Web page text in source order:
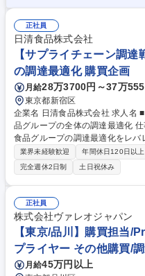
正社員
日清食品株式会社
【サプライチェーン調
の調達最適化 購買企画
月給28万3700円～37万
東京都新宿区
企業名 日清食品株式会社 求人名 ■【サプライチェーン調達戦略】日清食
品グループの全体の調達最適化 仕事の内容 競争優位を実現すべく、日清
食品グループの調達最適化をレ
ジションです。 【具体的には】■原料資材調達を軸としたサプライチェー
ン戦略の立案 ■国内外グループに
社・異業種とのアライアンスによ
ヤー戦略の立案･実行 ■エリア別
れたグループ横断的な調達戦略の
協働戦略の企画･推進 ■調達コスト
職種 ■【サプライチェーン調達
化
業界未経験歓迎 年間休日120日以上
完全週休2日制
土日祝休み
正社員
株式会社ヴァレオジャパン
【東京/品川】購買担当
プライヤー その他購買/
月給45万円以上